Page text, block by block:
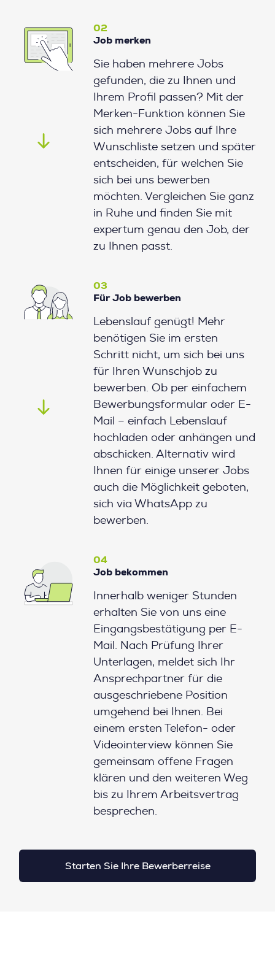
02
Job merken
Sie haben mehrere Jobs
gefunden, die zu Ihnen und
Ihrem Profil passen? Mit der
Merken-Funktion können Sie
sich mehrere Jobs auf Ihre
Wunschliste setzen und später
entscheiden, für welchen Sie
sich bei uns bewerben
möchten. Vergleichen Sie ganz
in Ruhe und finden Sie mit
expertum genau den Job, der
zu Ihnen passt.
03
Für Job bewerben
Lebenslauf genügt! Mehr
benötigen Sie im ersten
Schritt nicht, um sich bei uns
für Ihren Wunschjob zu
bewerben. Ob per einfachem
Bewerbungsformular oder E-
Mail – einfach Lebenslauf
hochladen oder anhängen und
abschicken. Alternativ wird
Ihnen für einige unserer Jobs
auch die Möglichkeit geboten,
sich via WhatsApp zu
bewerben.
04
Job bekommen
Innerhalb weniger Stunden
erhalten Sie von uns eine
Eingangsbestätigung per E-
Mail. Nach Prüfung Ihrer
Unterlagen, meldet sich Ihr
Ansprechpartner für die
ausgeschriebene Position
umgehend bei Ihnen. Bei
einem ersten Telefon- oder
Videointerview können Sie
gemeinsam offene Fragen
klären und den weiteren Weg
bis zu Ihrem Arbeitsvertrag
besprechen.
Starten Sie Ihre Bewerberreise